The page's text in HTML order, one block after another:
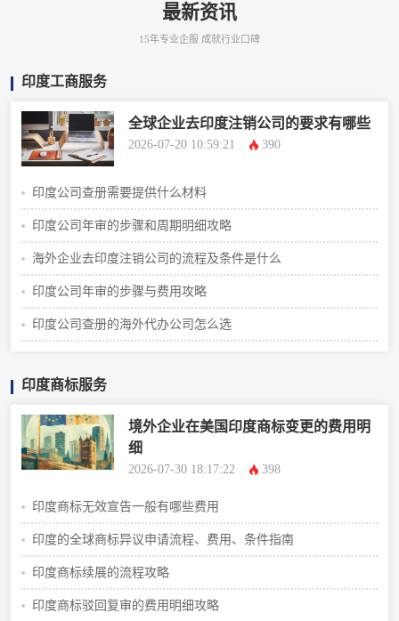
最新资讯
15年专业企服 成就行业口碑
印度工商服务
全球企业去印度注销公司的要求有哪些
2026-07-20 10:59:21 390
印度公司查册需要提供什么材料
印度公司年审的步骤和周期明细攻略
海外企业去印度注销公司的流程及条件是什么
印度公司年审的步骤与费用攻略
印度公司查册的海外代办公司怎么选
印度商标服务
境外企业在美国印度商标变更的费用明
细
2026-07-30 18:17:22 398
印度商标无效宣告一般有哪些费用
印度的全球商标异议申请流程、费用、条件指南
印度商标续展的流程攻略
印度商标驳回复审的费用明细攻略